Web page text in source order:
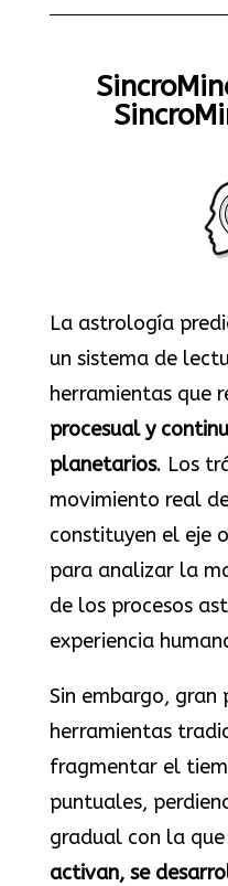
La astrología
un sistema de
herramientas que
procesual y
planetarios. Los
movimiento real
constituyen el eje
para analizar la
de los procesos
experiencia
Sin embargo, gran
herramientas
fragmentar el
puntuales,
gradual con la que
activan, se